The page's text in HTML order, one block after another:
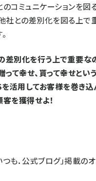
のコミュニケーションを図
他社との差別化を図る上で
別化を行う上で重要なの
って幸せ、貰って幸せと
を活用してお客様を巻き
を獲得せよ！
つも．公式ブログ」掲載の